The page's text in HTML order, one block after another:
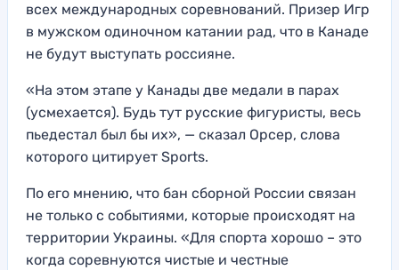
всех международных соревнований. Призер Игр
в мужском одиночном катании рад, что в Канаде
не будут выступать россияне.
«На этом этапе у Канады две медали в парах
(усмехается). Будь тут русские фигуристы, весь
пьедестал был бы их», — сказал Орсер, слова
которого цитирует Sports.
По его мнению, что бан сборной России связан
не только с событиями, которые происходят на
территории Украины. «Для спорта хорошо – это
когда соревнуются чистые и честные